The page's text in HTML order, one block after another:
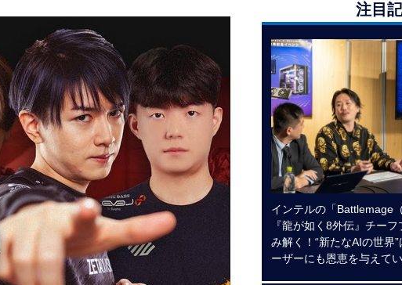
注目
インテルの「Battlemage
『龍が如く8外伝』チー
み解く！“新たなAIの世界
ーザーにも恩恵を与えて